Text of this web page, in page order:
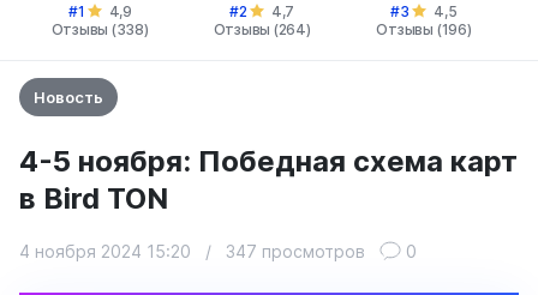
#1
4,9
Отзывы (338)
#2
4,7
Отзывы (264)
#3
4,5
Отзывы (196)
Новость
4-5 ноября: Победная схема карт
в Bird TON
4 ноября 2024 15:20 / 347 просмотров 0